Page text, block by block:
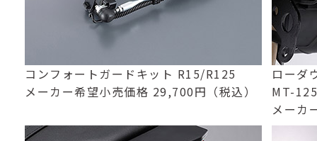
コンフォートガードキット R15/R125
メーカー希望小売価格 29,700円（税込）
ローダ
MT-125
メーカ